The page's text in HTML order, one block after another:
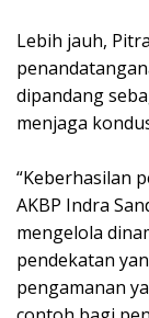
‎Lebih jauh,
dipandang
menjaga
‎“Keberhasilan
AKBP Indra
mengelola
pendekatan
pengamanan